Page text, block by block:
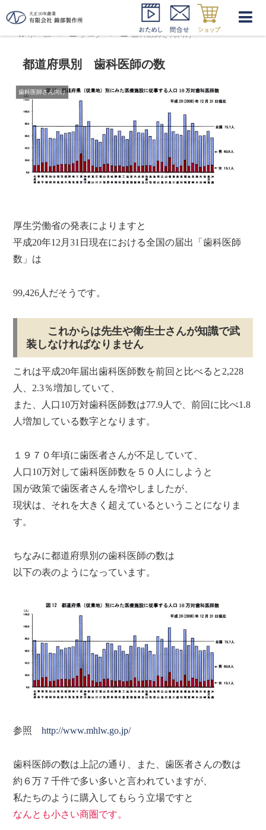
ホーム ブログ 歯科医師さん向け
都道府県別 歯科医師の数
歯科医師さん向け
厚生労働省の発表によりますと
平成20年12月31日現在における全国の届出「歯科医師
数」は
99,426人 だそうです。
これからは先生や衛生士さんが知識で武
装しなければなりません
これは平成20年届出歯科医師数を前回と比べると2,228
人、2.3％増加していて、
また、人口10万対歯科医師数は77.9人で、前回に比べ1.8
人増加している数字となります。
１９７０年頃に歯医者さんが不足していて、
人口10万対して歯科医師数を５０人にしようと
国が政策で歯医者さんを増やしましたが、
現状は、それを大きく超えているということになりま
す。
ちなみに都道府県別の歯科医師の数は
以下の表のようになっています。
参照http://www.mhlw.go.jp/
歯科医師の数は上記の通り、また、歯医者さんの数は
約６万７千件で多い多いと言われていますが、
私たちのように購入してもらう立場ですと
なんとも小さい商圏です。